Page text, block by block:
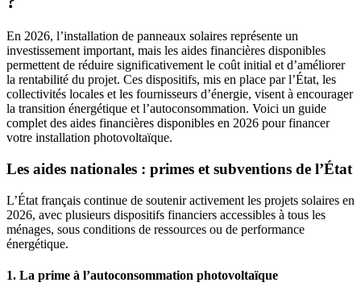
En 2026, l’installation de panneaux solaires représente un
investissement important, mais les aides financières disponibles
permettent de réduire significativement le coût initial et d’améliorer
la rentabilité du projet. Ces dispositifs, mis en place par l’État, les
collectivités locales et les fournisseurs d’énergie, visent à encourager
la transition énergétique et l’autoconsommation. Voici un guide
complet des aides financières disponibles en 2026 pour financer
votre installation photovoltaïque.
Les aides nationales : primes et subventions de l’État
L’État français continue de soutenir activement les projets solaires en
2026, avec plusieurs dispositifs financiers accessibles à tous les
ménages, sous conditions de ressources ou de performance
énergétique.
1. La prime à l’autoconsommation photovoltaïque